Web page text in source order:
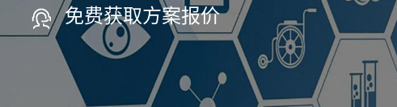
免费获取方案报价